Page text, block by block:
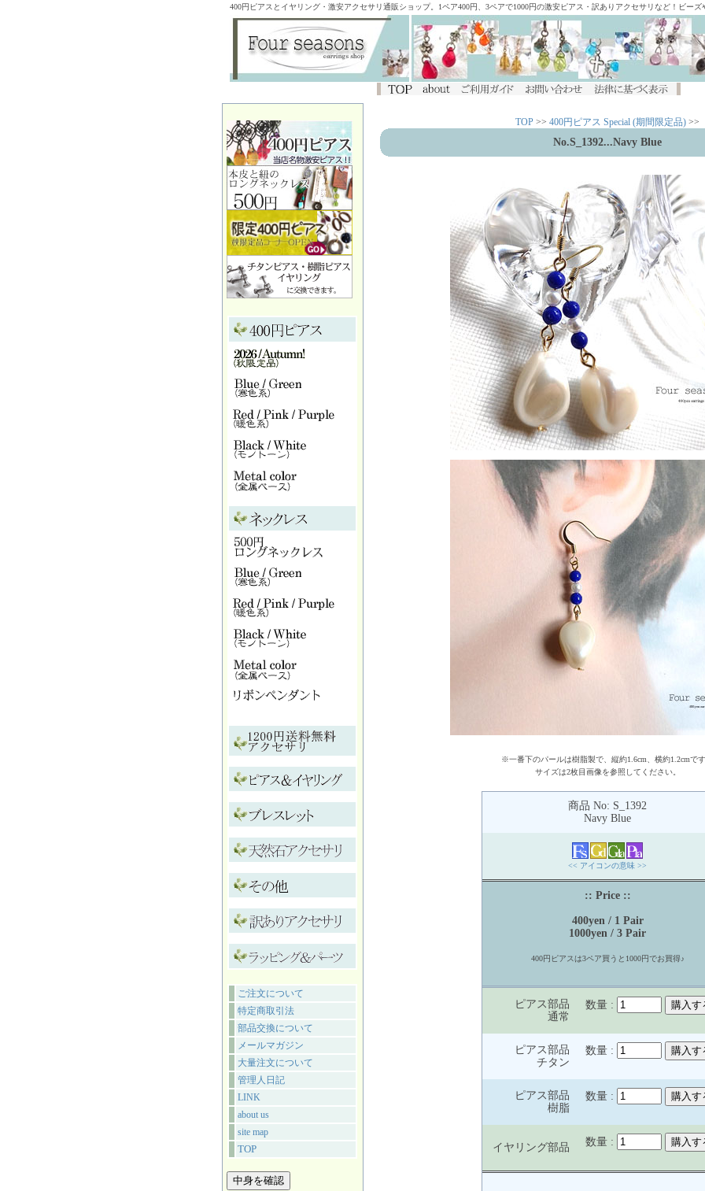
400円ピアスとイヤリング・激安アクセサリ通販ショップ。1ペア400円、3ペアで1000円の激安ピアス・訳ありアクセサリなど！ビー
ご注文について
特定商取引法
部品交換について
メールマガジン
大量注文について
管理人日記
LINK
about us
site map
TOP
TOP >> 400円ピアス Special (期間限定品) >>
No.S_1392...Navy Blue
※一番下のパールは樹脂製で、縦約1.6cm、横約1.2cmで
サイズは2枚目画像を参照してください。
商品 No: S_1392
Navy Blue
<< アイコンの意味 >>
:: Price ::
400yen / 1 Pair
1000yen / 3 Pair
400円ピアスは3ペア買うと1000円でお買得♪
ピアス部品
通常
数量 :
ピアス部品
チタン
数量 :
ピアス部品
樹脂
数量 :
イヤリング部品 数量 :